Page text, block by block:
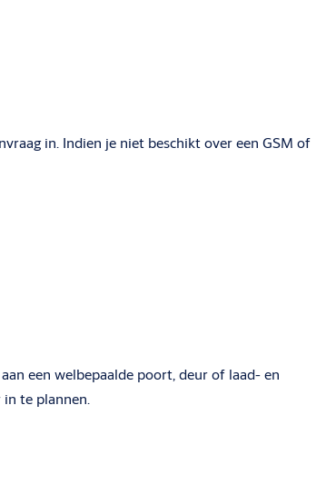
in. Indien je niet beschikt over een GSM of
een welbepaalde poort, deur of laad- en
te plannen.